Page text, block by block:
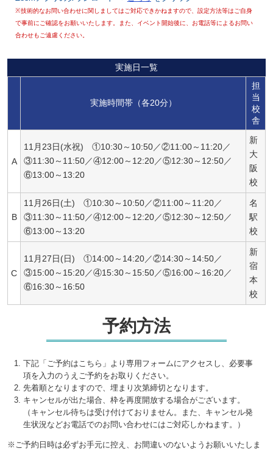
※技術的なお問い合わせに関しましてはご対応できかねますので、設定方法等はご自身
で事前にご確認をお願いいたします。また、イベント開始後に、お電話等によるお問い
合わせもご遠慮ください。
実施日一覧
実施時間帯（各20分）
担
当
校
舎
A
11月23日(水祝) ①10:30～10:50／②11:00～11:20／
③11:30～11:50／④12:00～12:20／⑤12:30～12:50／
⑥13:00～13:20
新
大
阪
校
B
11月26日(土) ①10:30～10:50／②11:00～11:20／
③11:30～11:50／④12:00～12:20／⑤12:30～12:50／
⑥13:00～13:20
名
駅
校
C
11月27日(日) ①14:00～14:20／②14:30～14:50／
③15:00～15:20／④15:30～15:50／⑤16:00～16:20／
⑥16:30～16:50
新
宿
本
校
予約方法
下記「ご予約はこちら」より専用フォームにアクセスし、必要事
項を入力のうえご予約をお取りください。
先着順となりますので、埋まり次第締切となります。
キャンセルが出た場合、枠を再度開放する場合がございます。
（キャンセル待ちは受け付けておりません。また、キャンセル発
生状況などお電話でのお問い合わせにはご対応しかねます。）
※ご予約日時は必ずお手元に控え、お間違いのないようお願いいたしま